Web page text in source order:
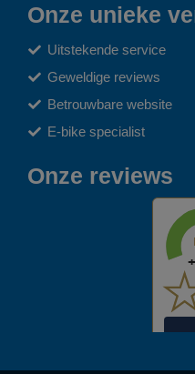
Onze unieke
Uitstekende service
Geweldige reviews
Betrouwbare website
E-bike specialist
Onze reviews